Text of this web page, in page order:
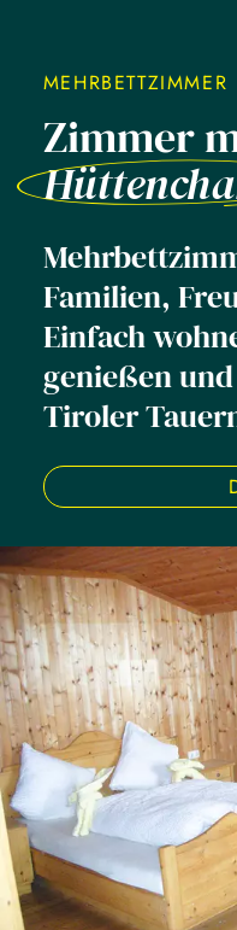
MEHRBETTZIMMER
Zimmer
Familien,
Einfach
genießen
Tiroler